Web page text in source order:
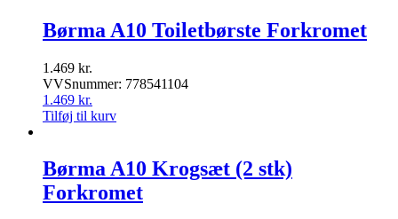
Børma A10 Toiletbørste Forkromet
1.469 kr.
VVSnummer: 778541104
1.469 kr.
Tilføj til kurv
Børma A10 Krogsæt (2 stk)
Forkromet